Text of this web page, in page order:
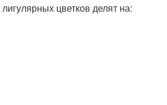
цветков делят на: